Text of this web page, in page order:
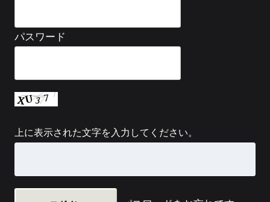
パスワード
上に表示された文字を入力してください。